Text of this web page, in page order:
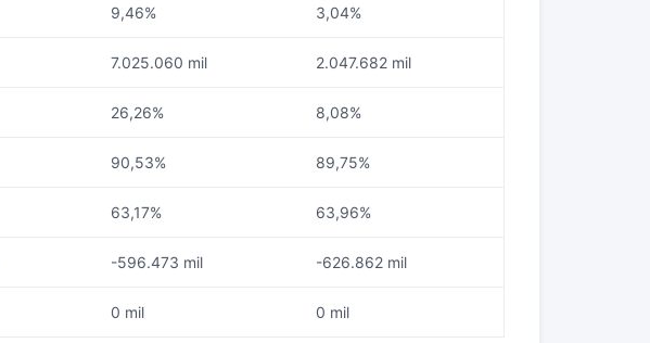
9,46% 3,04%
7.025.060 mil 2.047.682 mil
26,26% 8,08%
90,53% 89,75%
63,17% 63,96%
-596.473 mil -626.862 mil
0 mil 0 mil